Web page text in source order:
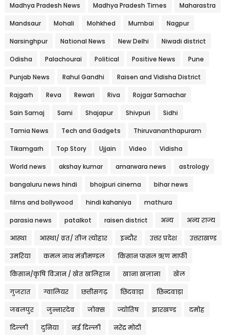
Madhya Pradesh News Madhya Pradesh Times Maharastra
Mandsaur Mohali Mohkhed Mumbai Nagpur
Narsinghpur National News New Delhi Niwadi district
Odisha Palachourai Political Positive News Pune
Punjab News Rahul Gandhi Raisen and Vidisha District
Rajgarh Reva Rewari Riva Rojgar Samachar
Sain Samaj Sarni Shajapur Shivpuri Sidhi
Tamia News Tech and Gadgets Thiruvananthapuram
Tikamgarh Top Story Ujjain Video Vidisha
World news akshay kumar amarwara news astrology
bangaluru news hindi bhojpuri cinema bihar news
films and bollywood hindi kahaniya mathura
parasia news patalkot raisen district अन्य अन्य राज्य
आस्था आस्था/ व्रत/ तीज त्‍योहार इन्दौर उत्तर प्रदेश उत्तराखण्ड
उमरिया कमल नाथ मंत्रीमण्डल किसान फसल ऋण माफी
किसान/कृषि विज्ञान / खेत खलिहान खाना खज़ाना खेल
गुजरात ग्वालियर छत्तीसगढ़ छिंदवाड़ा छिन्दवाड़ा
जबलपुर जुन्नारदेव जोक्स ज्योतिष झारखण्ड दमोह
दिल्ली दुनिया नई दिल्ली नरेंद्र मोदी